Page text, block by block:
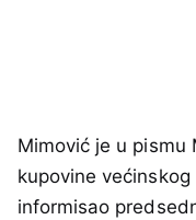
Mimović je u pismu
kupovine
informisao